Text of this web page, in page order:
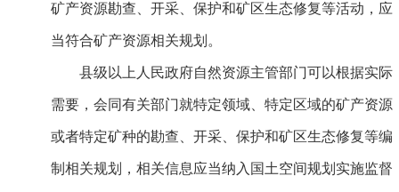
矿产资源勘查、开采、保护和矿区生态修复等活动，应
当符合矿产资源相关规划。
县级以上人民政府自然资源主管部门可以根据实际
需要，会同有关部门就特定领域、特定区域的矿产资源
或者特定矿种的勘查、开采、保护和矿区生态修复等编
制相关规划，相关信息应当纳入国土空间规划实施监督